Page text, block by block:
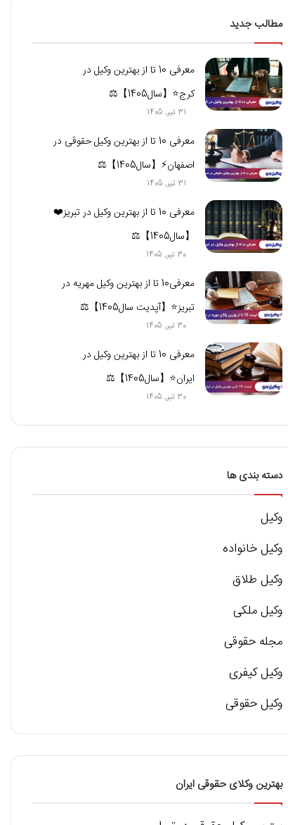
مطالب جدید
معرفی 10 تا از بهترین وکیل در
کرج⭐【سال1405】⚖️
31 تیر, 1405
معرفی 10 تا از بهترین وکیل حقوقی در
اصفهان⚡【سال1405】⚖️
31 تیر, 1405
معرفی 10 تا از بهترین وکیل در تبریز❤️
【سال1405】⚖️
30 تیر, 1405
معرفی10 تا از بهترین وکیل مهریه در
تبریز⭐【آپدیت سال1405】⚖️
30 تیر, 1405
معرفی 10 تا از بهترین وکیل در
ایران⭐【سال1405】⚖️
30 تیر, 1405
دسته بندی ها
وکیل
وکیل خانواده
وکیل طلاق
وکیل ملکی
مجله حقوقی
وکیل کیفری
وکیل حقوقی
بهترین وکلای حقوقی ایران